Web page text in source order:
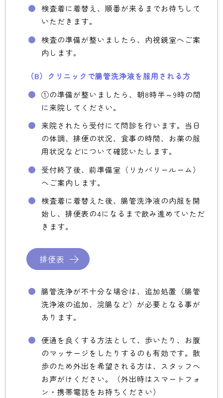
検査着に着替え、順番が来るまでお待ちして
いただきます。
検査の準備が整いましたら、内視鏡室へご案
内します。
（B）クリニックで腸管洗浄液を服用される方
①の準備が整いましたら、朝8時半～9時の間
に来院してください。
来院されたら受付にて問診を行います。当日
の体調、排便の状況、食事の時間、お薬の服
用状況などについて確認いたします。
受付終了後、前準備室（リカバリールーム）
へご案内します。
検査着に着替えた後、腸管洗浄液の内服を開
始し、排便表の4になるまで飲み進めていただ
きます。
排便表
腸管洗浄が不十分な場合は、追加処置（腸管
洗浄液の追加、浣腸など）が必要となる事が
あります。
便通を良くする方法として、歩いたり、お腹
のマッサージをしたりするのも有効です。散
歩のため外出を希望される方は、スタッフへ
お声がけください。（外出時はスマートフォ
ン・携帯電話をお持ちください）